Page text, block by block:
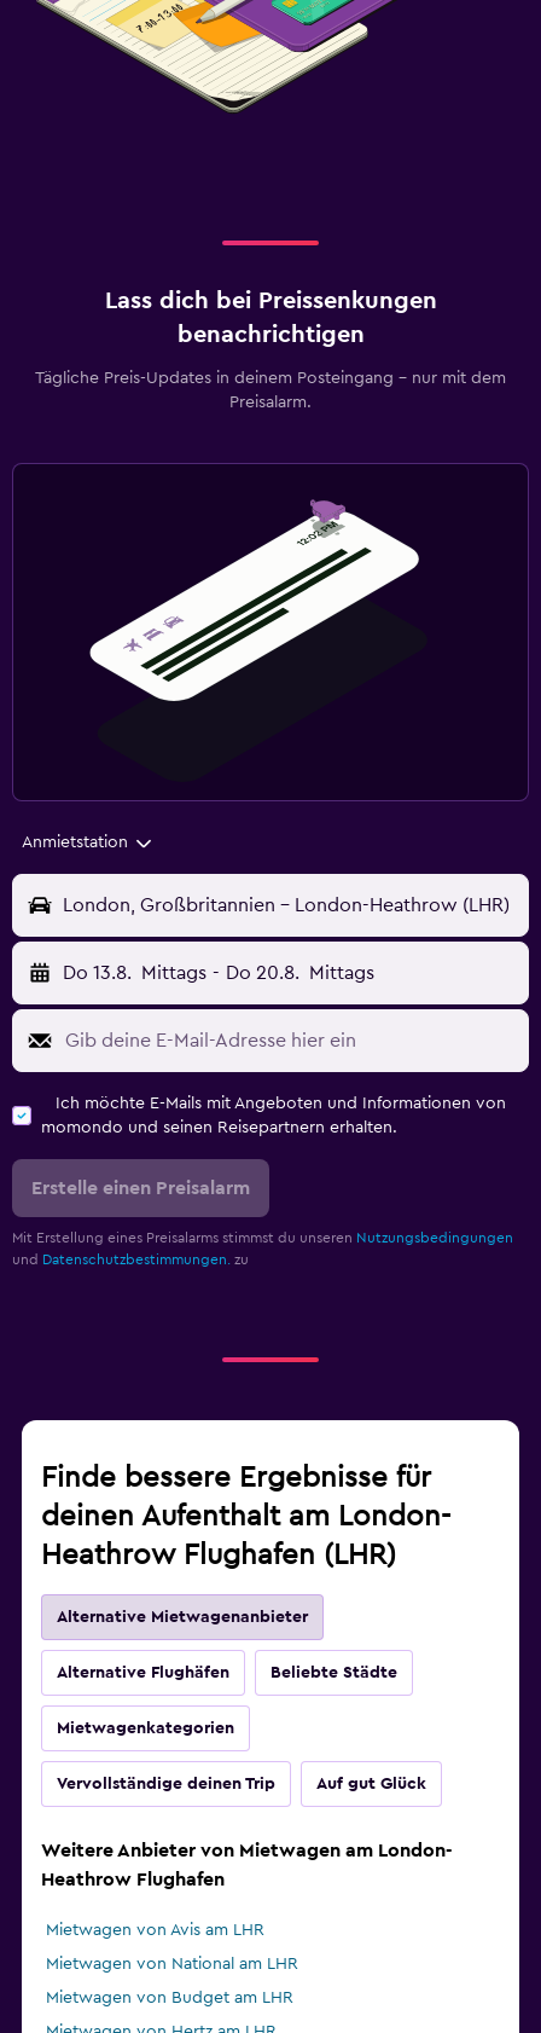
Lass dich bei Preissenkungen
benachrichtigen
Tägliche Preis-Updates in deinem Posteingang – nur mit dem
Preisalarm.
Anmietstation
London, Großbritannien - London-Heathrow (LHR)
Do 13.8. Mittags - Do 20.8. Mittags
Ich möchte E-Mails mit Angeboten und Informationen von
momondo und seinen Reisepartnern erhalten.
Erstelle einen Preisalarm
Mit Erstellung eines Preisalarms stimmst du unseren Nutzungsbedingungen
und Datenschutzbestimmungen. zu
Finde bessere Ergebnisse für
deinen Aufenthalt am London-
Heathrow Flughafen (LHR)
Alternative Mietwagenanbieter
Alternative Flughäfen Beliebte Städte
Mietwagenkategorien
Vervollständige deinen Trip Auf gut Glück
Weitere Anbieter von Mietwagen am London-
Heathrow Flughafen
Mietwagen von Avis am LHR
Mietwagen von National am LHR
Mietwagen von Budget am LHR